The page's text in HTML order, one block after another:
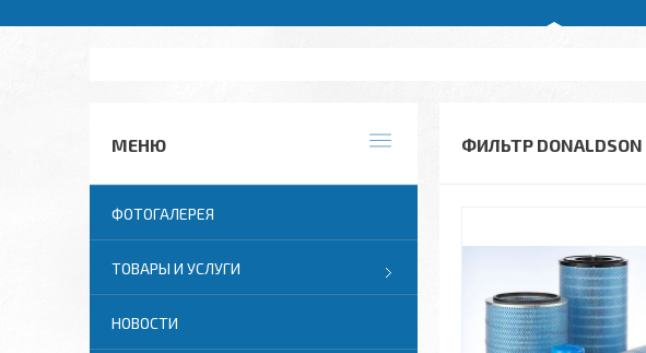
ФИЛЬТР DONALDSON
ФОТОГАЛЕРЕЯ
ТОВАРЫ И УСЛУГИ
НОВОСТИ